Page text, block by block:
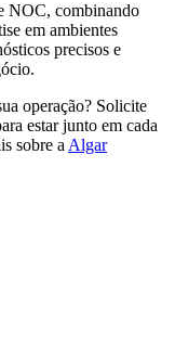
NOC, combinando
em ambientes
precisos e
operação? Solicite
estar junto em cada
sobre a Algar